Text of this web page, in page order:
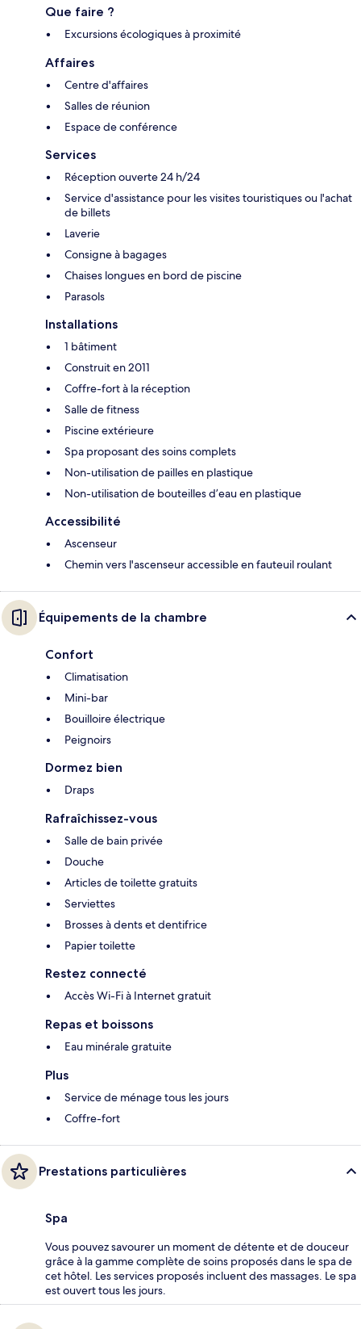
Que faire ?
Excursions écologiques à proximité
Affaires
Centre d'affaires
Salles de réunion
Espace de conférence
Services
Réception ouverte 24 h/24
Service d'assistance pour les visites touristiques ou l'achat
de billets
Laverie
Consigne à bagages
Chaises longues en bord de piscine
Parasols
Installations
1 bâtiment
Construit en 2011
Coffre-fort à la réception
Salle de fitness
Piscine extérieure
Spa proposant des soins complets
Non-utilisation de pailles en plastique
Non-utilisation de bouteilles d’eau en plastique
Accessibilité
Ascenseur
Chemin vers l'ascenseur accessible en fauteuil roulant
Équipements de la chambre
Confort
Climatisation
Mini-bar
Bouilloire électrique
Peignoirs
Dormez bien
Draps
Rafraîchissez-vous
Salle de bain privée
Douche
Articles de toilette gratuits
Serviettes
Brosses à dents et dentifrice
Papier toilette
Restez connecté
Accès Wi-Fi à Internet gratuit
Repas et boissons
Eau minérale gratuite
Plus
Service de ménage tous les jours
Coffre-fort
Prestations particulières
Spa
Vous pouvez savourer un moment de détente et de douceur
grâce à la gamme complète de soins proposés dans le spa de
cet hôtel. Les services proposés incluent des massages. Le spa
est ouvert tous les jours.